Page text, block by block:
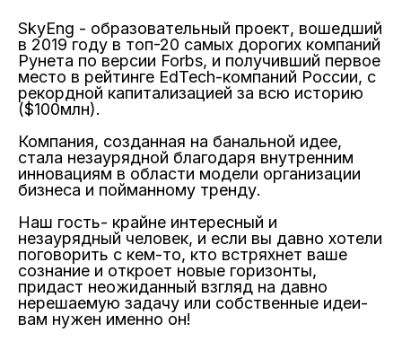
SkyEng - образовательный проект, вошедший
в 2019 году в топ-20 самых дорогих компаний
Рунета по версии Forbs, и получивший первое
место в рейтинге EdTech-компаний России, с
рекордной капитализацией за всю историю
($100млн).
Компания, созданная на банальной идее,
стала незаурядной благодаря внутренним
инновациям в области модели организации
бизнеса и пойманному тренду.
Наш гость- крайне интересный и
незаурядный человек, и если вы давно хотели
поговорить с кем-то, кто встряхнет ваше
сознание и откроет новые горизонты,
придаст неожиданный взгляд на давно
нерешаемую задачу или собственные идеи-
вам нужен именно он!